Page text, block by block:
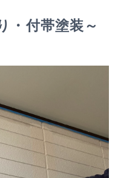
・付帯塗装～